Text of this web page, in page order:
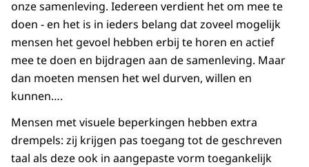
onze samenleving. Iedereen verdient het om mee te
doen - en het is in ieders belang dat zoveel mogelijk
mensen het gevoel hebben erbij te horen en actief
mee te doen en bijdragen aan de samenleving. Maar
dan moeten mensen het wel durven, willen en
kunnen….
Mensen met visuele beperkingen hebben extra
drempels: zij krijgen pas toegang tot de geschreven
taal als deze ook in aangepaste vorm toegankelijk